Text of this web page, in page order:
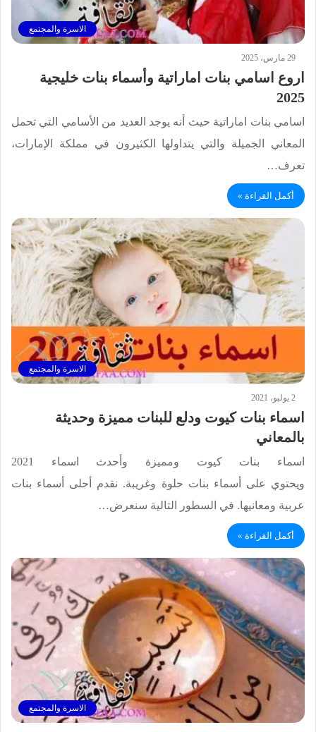
الاسرة والمجتمع
29 مارس، 2025
اروع اسامي بنات اماراتية وأسماء بنات خليجية
2025
اسامي بنات اماراتية حيث أنه يوجد العديد من الأسامي التي تحمل
المعاني الجميلة والتي يتداولها الكثيرون في مملكة الإمارات،
تعرف…
أكمل القراءة »
الاسرة والمجتمع
2 يوليو، 2021
اسماء بنات كيوت ودلع للبنات مميزة وحديثة
بالمعاني
اسماء بنات كيوت ومميزة وأحدث اسماء 2021
ويحتوي على أسماء بنات حلوة وغريبة. نقدم أحلى أسماء بنات
عربية ومعانيها. في السطور التالية سنعرض…
أكمل القراءة »
الاسرة والمجتمع